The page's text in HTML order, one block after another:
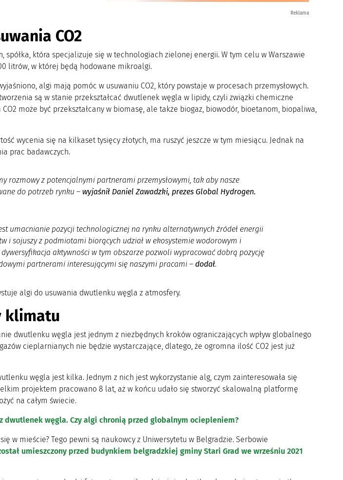
Reklama
CO2
spółka, która specjalizuje się w technologiach zielonej energii. W tym celu w Warszawie
litrów, w której będą hodowane mikroalgi.
algi mają pomóc w usuwaniu CO2, który powstaje w procesach przemysłowych.
są w stanie przekształcać dwutlenek węgla w lipidy, czyli związki chemiczne
może być przekształcany w biomasę, ale także biogaz, biowodór, bioetanom, biopaliwa,
wycenia się na kilkaset tysięcy złotych, ma ruszyć jeszcze w tym miesiącu. Jednak na
prac badawczych.
rozmowy z potencjalnymi partnerami przemysłowymi, tak aby nasze
do potrzeb rynku – wyjaśnił Daniel Zawadzki, prezes Global Hydrogen.
umacnianie pozycji technologicznej na rynku alternatywnych źródeł energii
i sojuszy z podmiotami biorących udział w ekosystemie wodorowym i
aktywności w tym obszarze pozwoli wypracować dobrą pozycję
partnerami interesującymi się naszymi pracami–dodał.
algi do usuwania dwutlenku węgla z atmosfery.
klimatu
dwutlenku węgla jest jednym z niezbędnych kroków ograniczających wpływ globalnego
cieplarnianych nie będzie wystarczające, dlatego, że ogromna ilość CO2 jest już
węgla jest kilka. Jednym z nich jest wykorzystanie alg, czym zainteresowała się
projektem pracowano 8 lat, aż w końcu udało się stworzyć skalowalną platformę
na całym świecie.
dwutlenek węgla. Czy algi chronią przed globalnym ociepleniem?
w mieście? Tego pewni są naukowcy z Uniwersytetu w Belgradzie. Serbowie
umieszczony przed budynkiem belgradzkiej gminy Stari Grad we wrześniu 2021